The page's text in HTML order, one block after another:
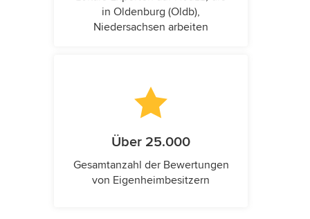
in Oldenburg (Oldb),
Niedersachsen arbeiten
Über 25.000
Gesamtanzahl der Bewertungen
von Eigenheimbesitzern